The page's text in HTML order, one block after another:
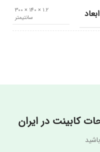
ابعاد
1.2 × 140 × 300
سانتیمتر
کابینت در ایران